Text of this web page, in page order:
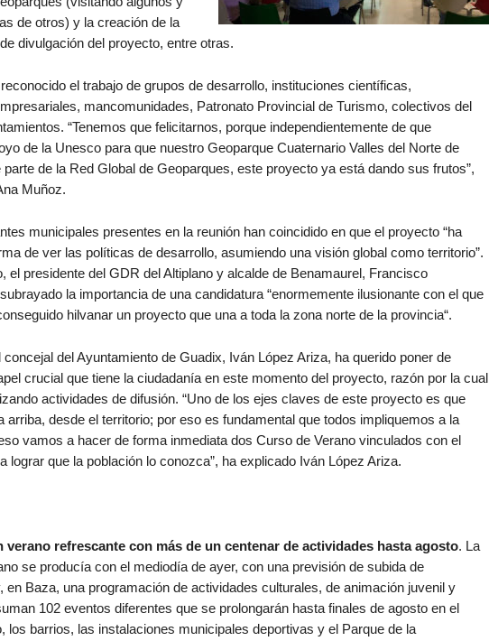
de otros) y la creación de la
divulgación del proyecto, entre otras.
el trabajo de grupos de desarrollo, instituciones científicas,
mancomunidades, Patronato Provincial de Turismo, colectivos del
“Tenemos que felicitarnos, porque independientemente de que
de la Unesco para que nuestro Geoparque Cuaternario Valles del Norte de
de la Red Global de Geoparques, este proyecto ya está dando sus frutos”,
Muñoz.
municipales presentes en la reunión han coincidido en que el proyecto “ha
de ver las políticas de desarrollo, asumiendo una visión global como territorio”.
el presidente del GDR del Altiplano y alcalde de Benamaurel, Francisco
la importancia de una candidatura “enormemente ilusionante con el que
hilvanar un proyecto que una a toda la zona norte de la provincia“.
concejal del Ayuntamiento de Guadix, Iván López Ariza, ha querido poner de
crucial que tiene la ciudadanía en este momento del proyecto, razón por la cual
actividades de difusión. “Uno de los ejes claves de este proyecto es que
arriba, desde el territorio; por eso es fundamental que todos impliquemos a la
vamos a hacer de forma inmediata dos Curso de Verano vinculados con el
lograr que la población lo conozca”, ha explicado Iván López Ariza.
verano refrescante con más de un centenar de actividades hasta agosto. La
se producía con el mediodía de ayer, con una previsión de subida de
en Baza, una programación de actividades culturales, de animación juvenil y
102 eventos diferentes que se prolongarán hasta finales de agosto en el
los barrios, las instalaciones municipales deportivas y el Parque de la